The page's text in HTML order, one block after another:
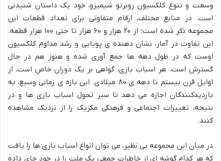
وسعت و تنوع کلکسیون روبرتو شیمیزو، خود یک داستان شنیدنی
است. در منابع مختلف، ارقام متفاوتی برای تعداد قطعات این
مجموعه ذکر شده است؛ از ۲۰ هزار و ۶۰ هزار تا حتی ۱۰۰ هزار قطعه.
این تفاوت در آمار، نشان دهنده ی پویایی و رشد مداوم کلکسیون
اوست که در طول دهه ها جمع آوری شده و هنوز هم در حال
گسترش است. هر اسباب بازی، گواهی بر یک دوران خاص است، از
اوایل قرن بیستم تا دهه ی ۸۰ میلادی. این بازه ی زمانی وسیع، به
بازدیدکنندگان اجازه می دهد تا سیر تحول اسباب بازی ها و در
نتیجه، تغییرات اجتماعی و فرهنگی مکزیک را از نزدیک مشاهده
کنند.
در میان این مجموعه بی نظیر، می توان انواع اسباب بازی ها را یافت
که هر کدام گوشه ای از خاطرات جمعی یک ملت را در خود جای داده